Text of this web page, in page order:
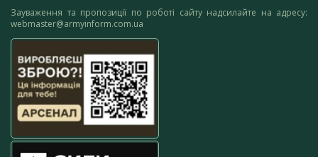
Зауваження та пропозиції по роботі сайту надсилайте на адресу:
webmaster@armyinform.com.ua